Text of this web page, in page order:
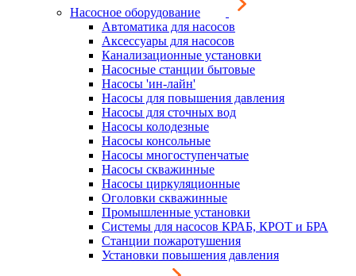
Насосное оборудование
Автоматика для насосов
Аксессуары для насосов
Канализационные установки
Насосные станции бытовые
Насосы 'ин-лайн'
Насосы для повышения давления
Насосы для сточных вод
Насосы колодезные
Насосы консольные
Насосы многоступенчатые
Насосы скважинные
Насосы циркуляционные
Оголовки скважинные
Промышленные установки
Системы для насосов КРАБ, КРОТ и БРА
Станции пожаротушения
Установки повышения давления